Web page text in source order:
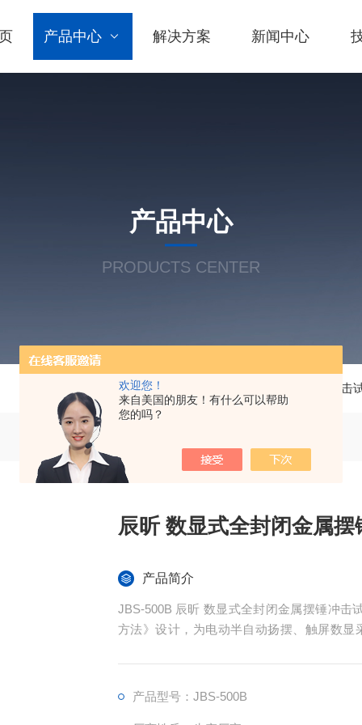
欢迎您！
来自美国的朋友！有什么可以帮助
您的吗？
产品中心 解决方案 新闻中心
产品中心
PRODUCTS CENTER
首页 产品中心 摆锤冲击
辰昕 数显式全封闭金属
产品简介
JBS-500B 辰昕 数显式全封闭金属摆锤冲击
方法》设计，为电动半自动扬摆、触屏数
产品型号：JBS-500B